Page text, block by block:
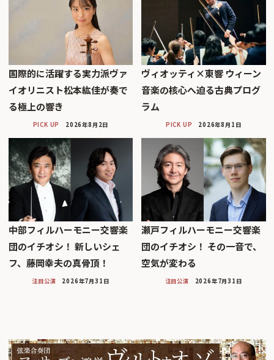
国際的に活躍する実力派ヴァ
イオリニスト松本紘佳が奏で
る極上の響き
PICK UP 2026年8月2日
ヴィオッティ×東響 ウィーン
音楽の核心へ迫る古典プログ
ラム
PICK UP 2026年8月1日
中部フィルハーモニー交響楽
団のイチオシ！ 新しいシェ
フ、藤岡幸夫の真骨頂！
注目公演 2026年7月31日
瀬戸フィルハーモニー交響楽
団のイチオシ！ その一音で、
空気が変わる
注目公演 2026年7月31日